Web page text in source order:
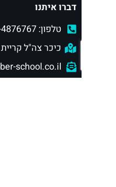
דברו איתנו
טלפון: 054-4876767
כיכר צה"ל קריית
school.co.il